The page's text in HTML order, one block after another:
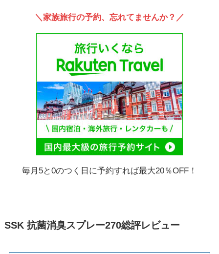
＼家族旅行の予約、忘れてませんか？／
毎月5と0のつく日に予約すれば最大20％OFF！
SSK 抗菌消臭スプレー270総評レビュー